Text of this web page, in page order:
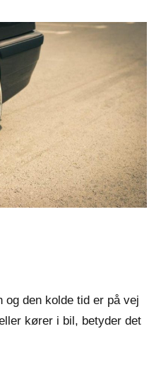
og den kolde tid er på vej
kører i bil, betyder det